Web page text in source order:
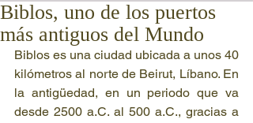
Biblos, uno de los puertos
más antiguos del Mundo
Biblos es una ciudad ubicada a unos 40
kilómetros al norte de Beirut, Líbano. En
la antigüedad, en un periodo que va
desde 2500 a.C. al 500 a.C., gracias a